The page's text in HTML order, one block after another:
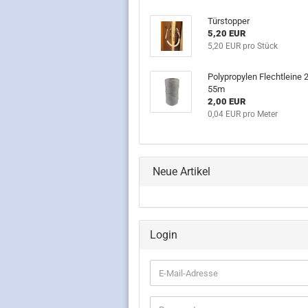
Türstopper
5,20 EUR
5,20 EUR pro Stück
Polypropylen Flechtleine
55m
2,00 EUR
0,04 EUR pro Meter
Neue Artikel
Login
E-
Mail-
Adresse